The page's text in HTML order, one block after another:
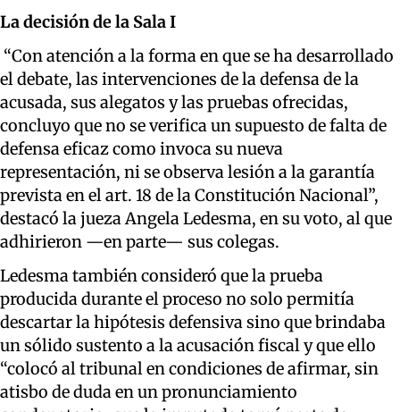
La decisión de la Sala I
“Con atención a la forma en que se ha desarrollado
el debate, las intervenciones de la defensa de la
acusada, sus alegatos y las pruebas ofrecidas,
concluyo que no se verifica un supuesto de falta de
defensa eficaz como invoca su nueva
representación, ni se observa lesión a la garantía
prevista en el art. 18 de la Constitución Nacional”,
destacó la jueza Angela Ledesma, en su voto, al que
adhirieron —en parte— sus colegas.
Ledesma también consideró que la prueba
producida durante el proceso no solo permitía
descartar la hipótesis defensiva sino que brindaba
un sólido sustento a la acusación fiscal y que ello
“colocó al tribunal en condiciones de afirmar, sin
atisbo de duda en un pronunciamiento